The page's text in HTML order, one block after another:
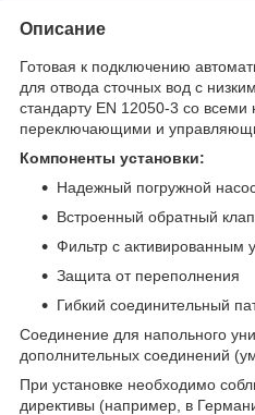
Описание
Готовая к подключению
для отвода сточных вод с
стандарту EN 12050-3 со
переключающими и
Компоненты установки:
Надежный погружной
Встроенный обратный
Фильтр с активированным
Защита от переполнения
Гибкий соединительный
Соединение для напольного
дополнительных соединений
При установке необходимо
директивы (например, в